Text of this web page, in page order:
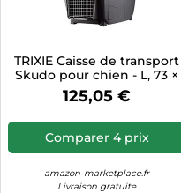
TRIXIE Caisse de transport
Skudo pour chien - L, 73 ×
76 × 105 cm
125,05 €
Comparer 4 prix
amazon-marketplace.fr
Livraison gratuite